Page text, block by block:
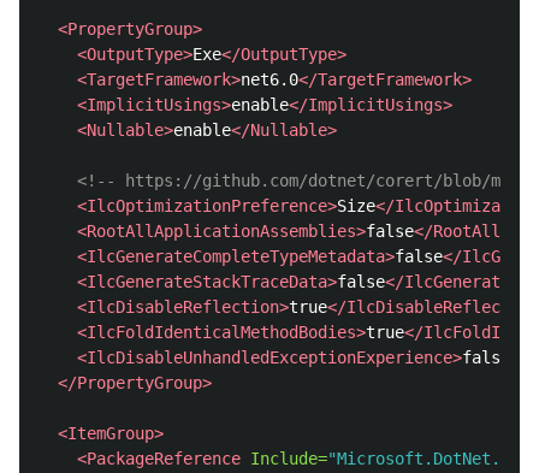
<PropertyGroup>
<OutputType>Exe</OutputType>
<TargetFramework>net6.0</TargetFramework>
<ImplicitUsings>enable</ImplicitUsings>
<Nullable>enable</Nullable>
<!-- https://github.com/dotnet/corert/blob/
<IlcOptimizationPreference>Size</
<RootAllApplicationAssemblies>false</
<IlcGenerateCompleteTypeMetadata>false</
<IlcGenerateStackTraceData>false</
<IlcDisableReflection>true</
<IlcFoldIdenticalMethodBodies>true</
<IlcDisableUnhandledExceptionExperience>false
</PropertyGroup>
<ItemGroup>
<PackageReference Include=